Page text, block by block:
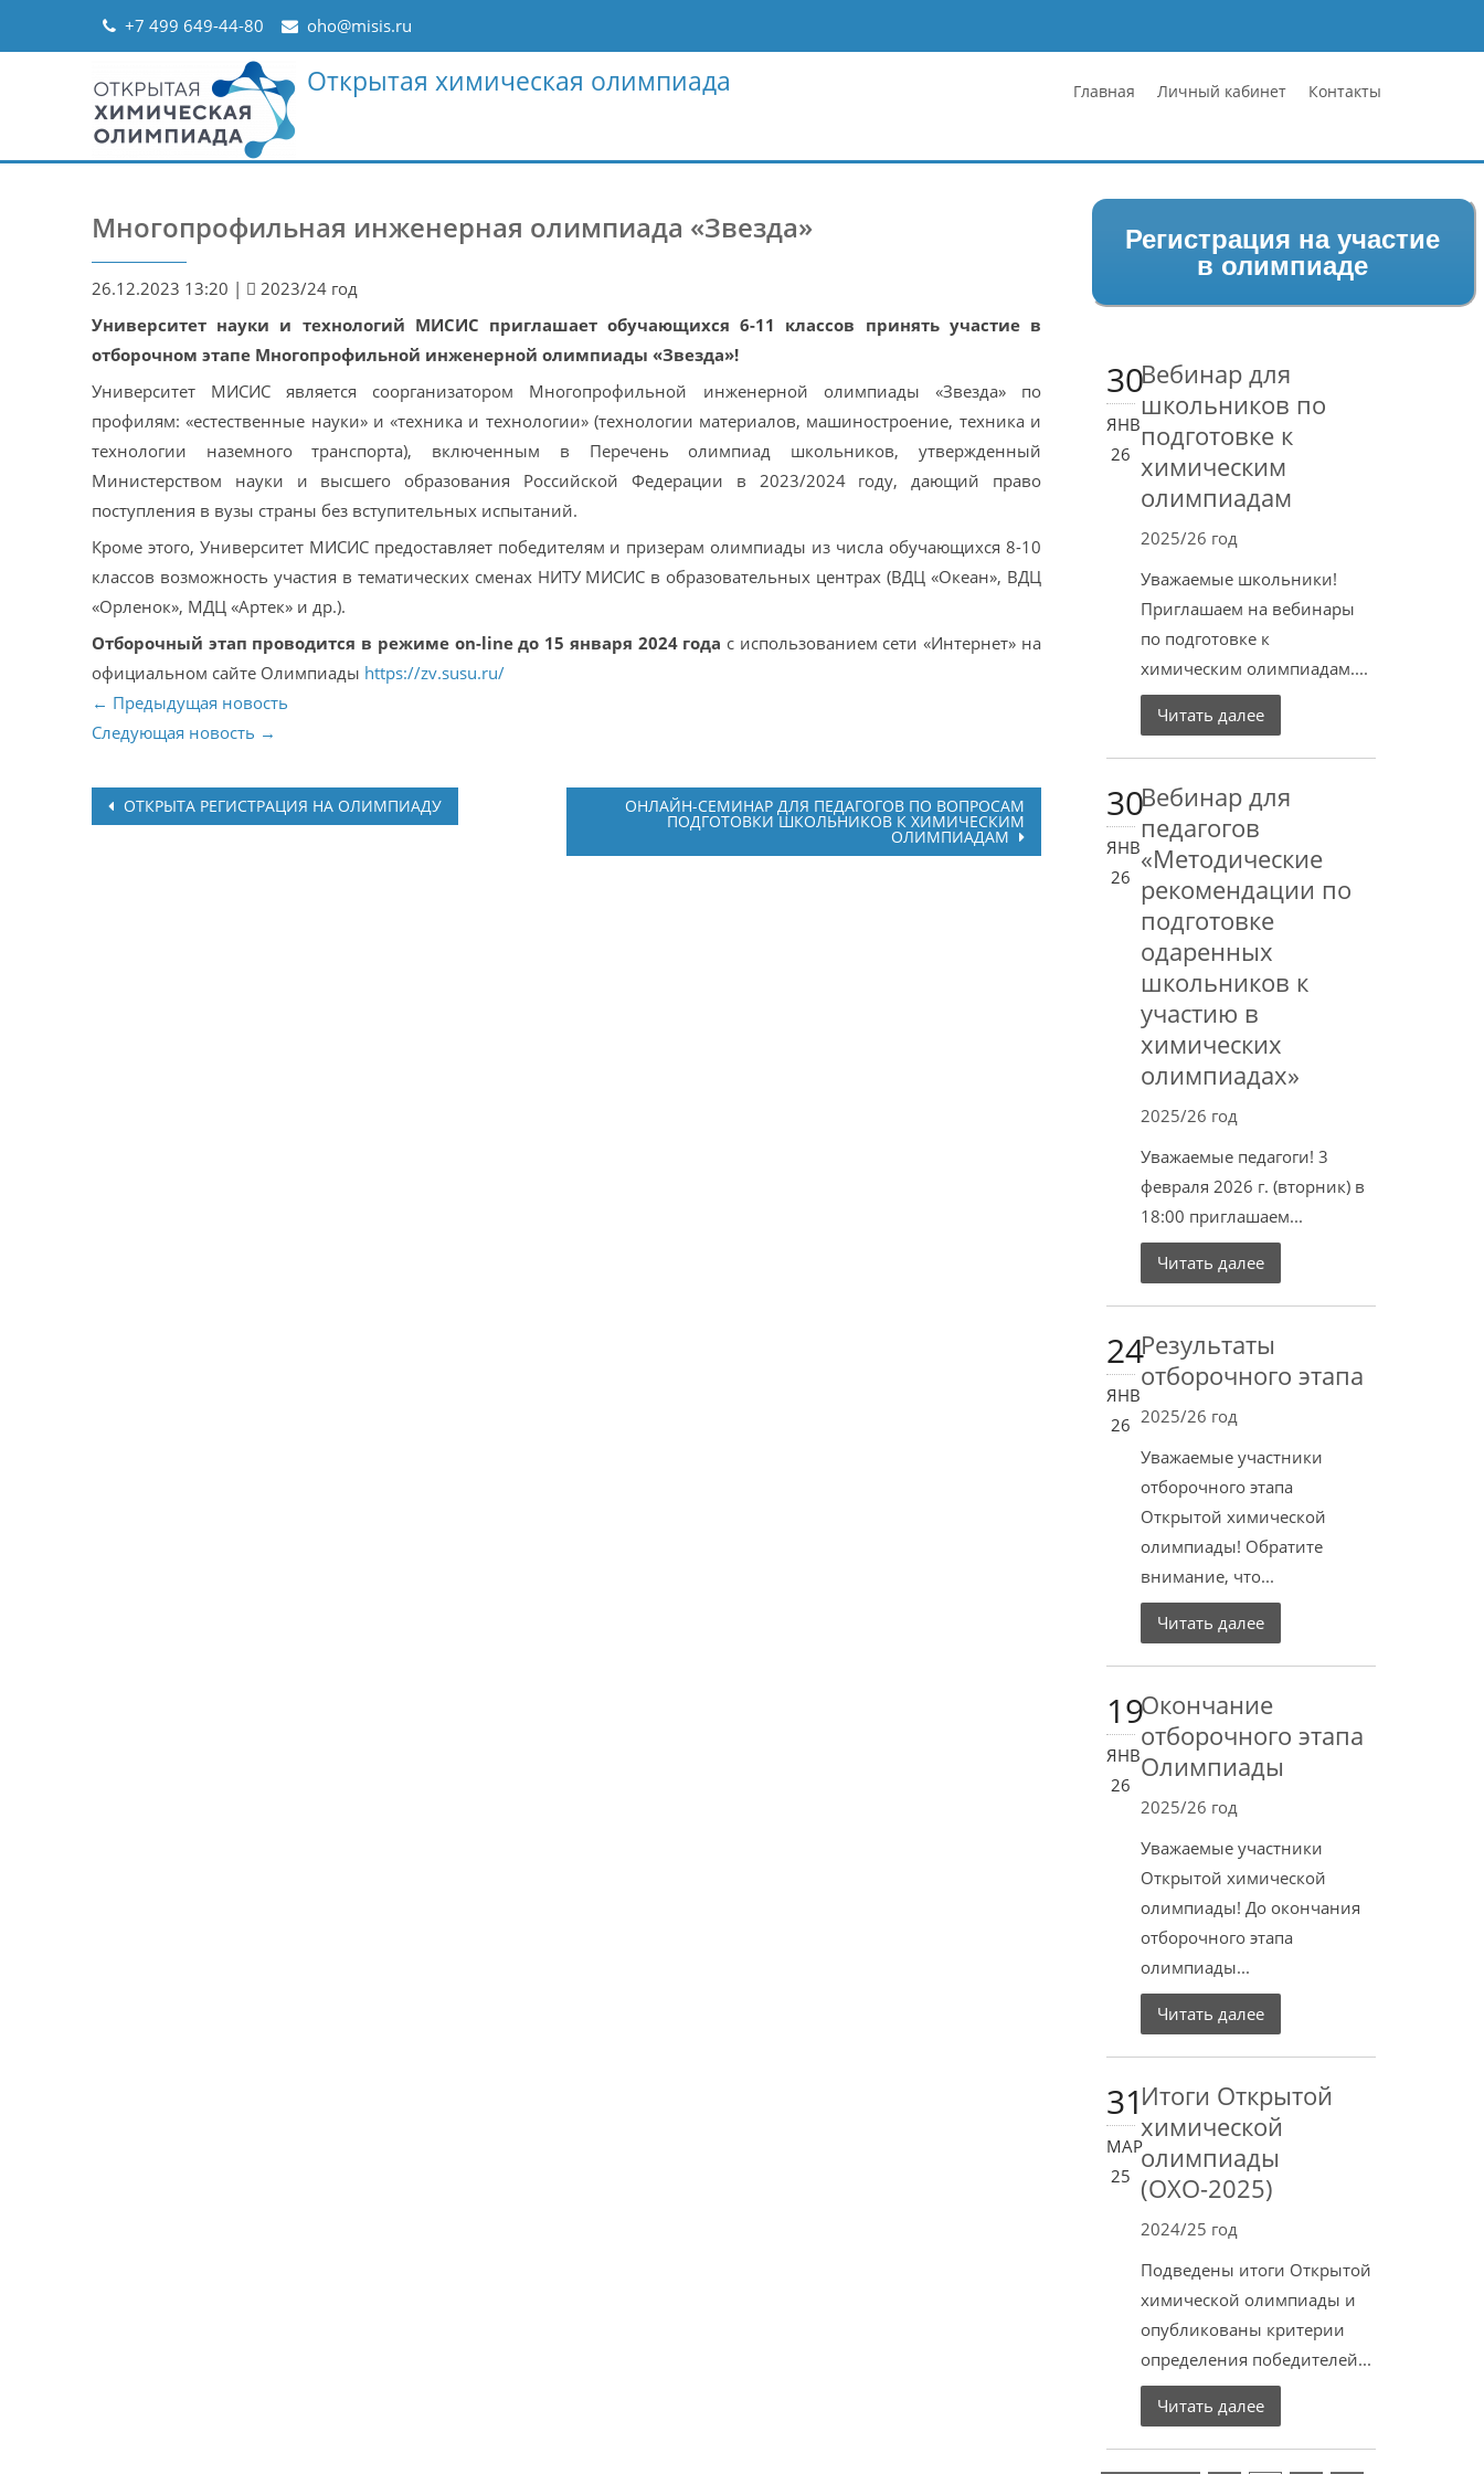
+7 499 649-44-80 oho@misis.ru
Открытая химическая олимпиада Главная Личный кабинет Контакты
Многопрофильная инженерная олимпиада «Звезда»
26.12.2023 13:20 |
2023/24 год
Университет науки и технологий МИСИС приглашает обучающихся 6-11 классов принять участие в
отборочном этапе Многопрофильной инженерной олимпиады «Звезда»!
Университет МИСИС является соорганизатором Многопрофильной инженерной олимпиады «Звезда» по
профилям: «естественные науки» и «техника и технологии» (технологии материалов, машиностроение, техника и
технологии наземного транспорта), включенным в Перечень олимпиад школьников, утвержденный
Министерством науки и высшего образования Российской Федерации в 2023/2024 году, дающий право
поступления в вузы страны без вступительных испытаний.
Кроме этого, Университет МИСИС предоставляет победителям и призерам олимпиады из числа обучающихся 8-10
классов возможность участия в тематических сменах НИТУ МИСИС в образовательных центрах (ВДЦ «Океан», ВДЦ
«Орленок», МДЦ «Артек» и др.).
Отборочный этап проводится в режиме on-line до 15 января 2024 года с использованием сети «Интернет» на
официальном сайте Олимпиады https://zv.susu.ru/
← Предыдущая новость
Следующая новость →
Post
ОТКРЫТА РЕГИСТРАЦИЯ НА ОЛИМПИАДУ ОНЛАЙН-СЕМИНАР ДЛЯ ПЕДАГОГОВ ПО ВОПРОСАМ
ПОДГОТОВКИ ШКОЛЬНИКОВ К ХИМИЧЕСКИМ
ОЛИМПИАДАМ
Регистрация на участие
в олимпиаде
30
ЯНВ
26
Вебинар для
школьников по
подготовке к
химическим
олимпиадам
2025/26 год
Уважаемые школьники!
Приглашаем на вебинары
по подготовке к
химическим олимпиадам....
Читать далее
30
ЯНВ
26
Вебинар для
педагогов
«Методические
рекомендации по
подготовке
одаренных
школьников к
участию в
химических
олимпиадах»
2025/26 год
Уважаемые педагоги! 3
февраля 2026 г. (вторник) в
18:00 приглашаем...
Читать далее
24
ЯНВ
26
Результаты
отборочного этапа
2025/26 год
Уважаемые участники
отборочного этапа
Открытой химической
олимпиады! Обратите
внимание, что...
Читать далее
19
ЯНВ
26
Окончание
отборочного этапа
Олимпиады
2025/26 год
Уважаемые участники
Открытой химической
олимпиады! До окончания
отборочного этапа
олимпиады...
Читать далее
31
МАР
25
Итоги Открытой
химической
олимпиады
(ОХО-2025)
2024/25 год
Подведены итоги Открытой
химической олимпиады и
опубликованы критерии
определения победителей...
Читать далее